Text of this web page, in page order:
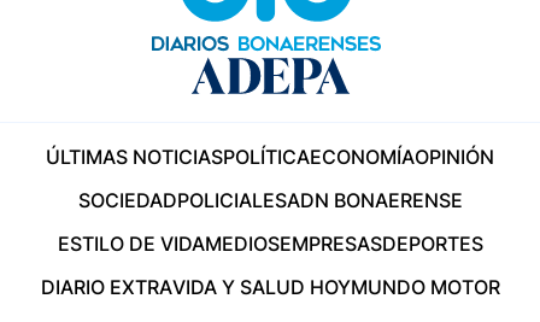
ÚLTIMAS NOTICIASPOLÍTICAECONOMÍAOPINIÓN
SOCIEDADPOLICIALESADN BONAERENSE
ESTILO DE VIDAMEDIOSEMPRESASDEPORTES
DIARIO EXTRAVIDA Y SALUD HOYMUNDO MOTOR